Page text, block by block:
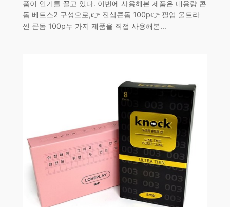
품이 인기를 끌고 있다. 이번에 사용해본 제품은 대용량 콘
돔 베트스2 구성으로,👉 진심콘돔 100p👉 필업 울트라
씬 콘돔 100p두 가지 제품을 직접 사용해본…